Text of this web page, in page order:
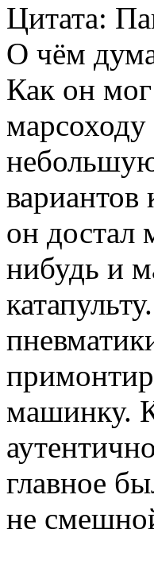
Цитата:
О чём
Как он
вариантов
он достал
нибудь и
машинку.
главное
не